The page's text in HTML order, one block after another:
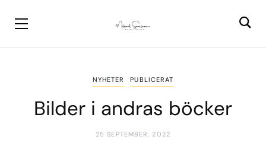
NYHETER PUBLICERAT
Bilder i andras böcker
25 SEPTEMBER, 2022